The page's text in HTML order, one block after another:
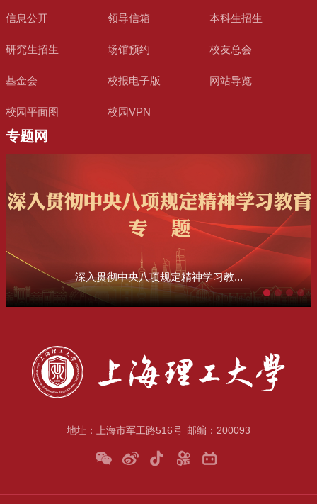
地址：上海市军工路516号 邮编：200093
信息公开 领导信箱 本科生招生
研究生招生 场馆预约 校友总会
基金会 校报电子版 网站导览
校园平面图 校园VPN
专题网
深入贯彻中央八项规定精神学习教...